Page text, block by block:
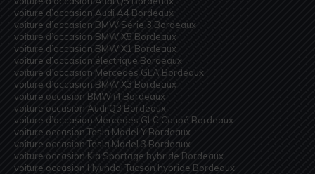
voiture d’occasion Audi A4 Bordeaux
voiture d’occasion BMW Série 3 Bordeaux
voiture d’occasion BMW X5 Bordeaux
voiture d’occasion BMW X1 Bordeaux
voiture d’occasion électrique Bordeaux
voiture d’occasion Mercedes GLA Bordeaux
voiture d’occasion BMW X3 Bordeaux
voiture occasion BMW i4 Bordeaux
voiture occasion Audi Q3 Bordeaux
voiture d’occasion Mercedes GLC Coupé Bordeaux
voiture occasion Tesla Model Y Bordeaux
voiture occasion Tesla Model 3 Bordeaux
voiture occasion Kia Sportage hybride Bordeaux
voiture occasion Hyundai Tucson hybride Bordeaux